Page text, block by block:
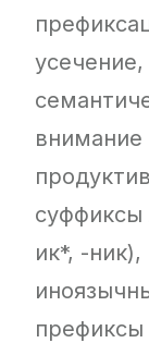
ик*, -ник),